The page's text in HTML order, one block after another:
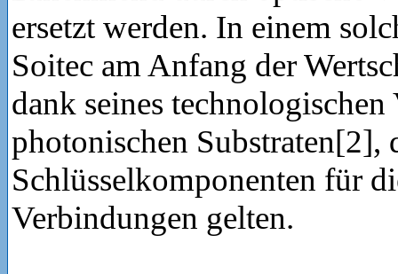
ersetzt werden. In einem
Soitec am Anfang der
dank seines
photonischen Substraten[2],
Schlüsselkomponenten für
Verbindungen gelten.